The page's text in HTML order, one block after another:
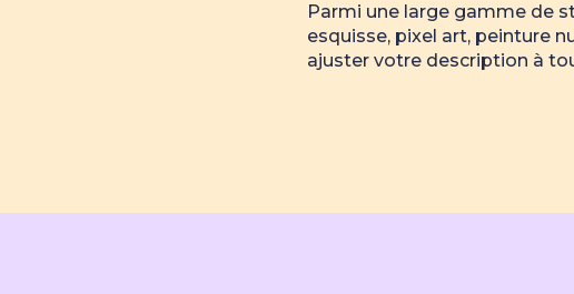
Parmi une large gamme de
esquisse, pixel art, peinture
ajuster votre description à